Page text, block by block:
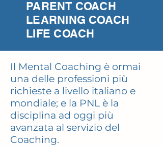
PARENT COACH
LEARNING COACH
LIFE COACH
Il Mental Coaching è ormai
una delle professioni più
richieste a livello italiano e
mondiale; e la PNL è la
disciplina ad oggi più
avanzata al servizio del
Coaching.